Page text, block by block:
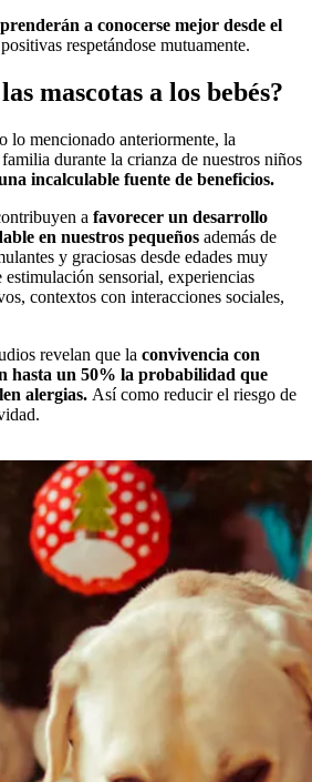
a conocerse mejor desde el
respetándose mutuamente.
mascotas a los bebés?
lo mencionado anteriormente, la
durante la crianza de nuestros niños
incalculable fuente de beneficios.
a favorecer un desarrollo
en nuestros pequeños además de
y graciosas desde edades muy
estimulación sensorial, experiencias
contextos con interacciones sociales,
revelan que la convivencia con
hasta un 50% la probabilidad que
alergias. Así como reducir el riesgo de